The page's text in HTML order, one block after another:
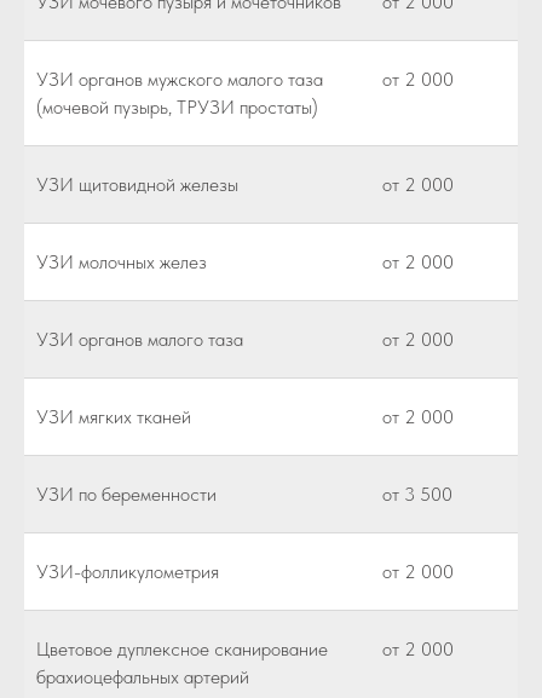
УЗИ органов мужского малого таза
(мочевой пузырь, ТРУЗИ простаты)
от 2 000
УЗИ щитовидной железы от 2 000
УЗИ молочных желез от 2 000
УЗИ органов малого таза от 2 000
УЗИ мягких тканей от 2 000
УЗИ по беременности от 3 500
УЗИ-фолликулометрия от 2 000
Цветовое дуплексное сканирование
брахиоцефальных артерий
от 2 000